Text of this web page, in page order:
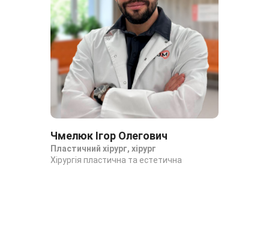
Чмелюк Ігор Олегович
Пластичний хірург, хірург
Хірургія пластична та естетична